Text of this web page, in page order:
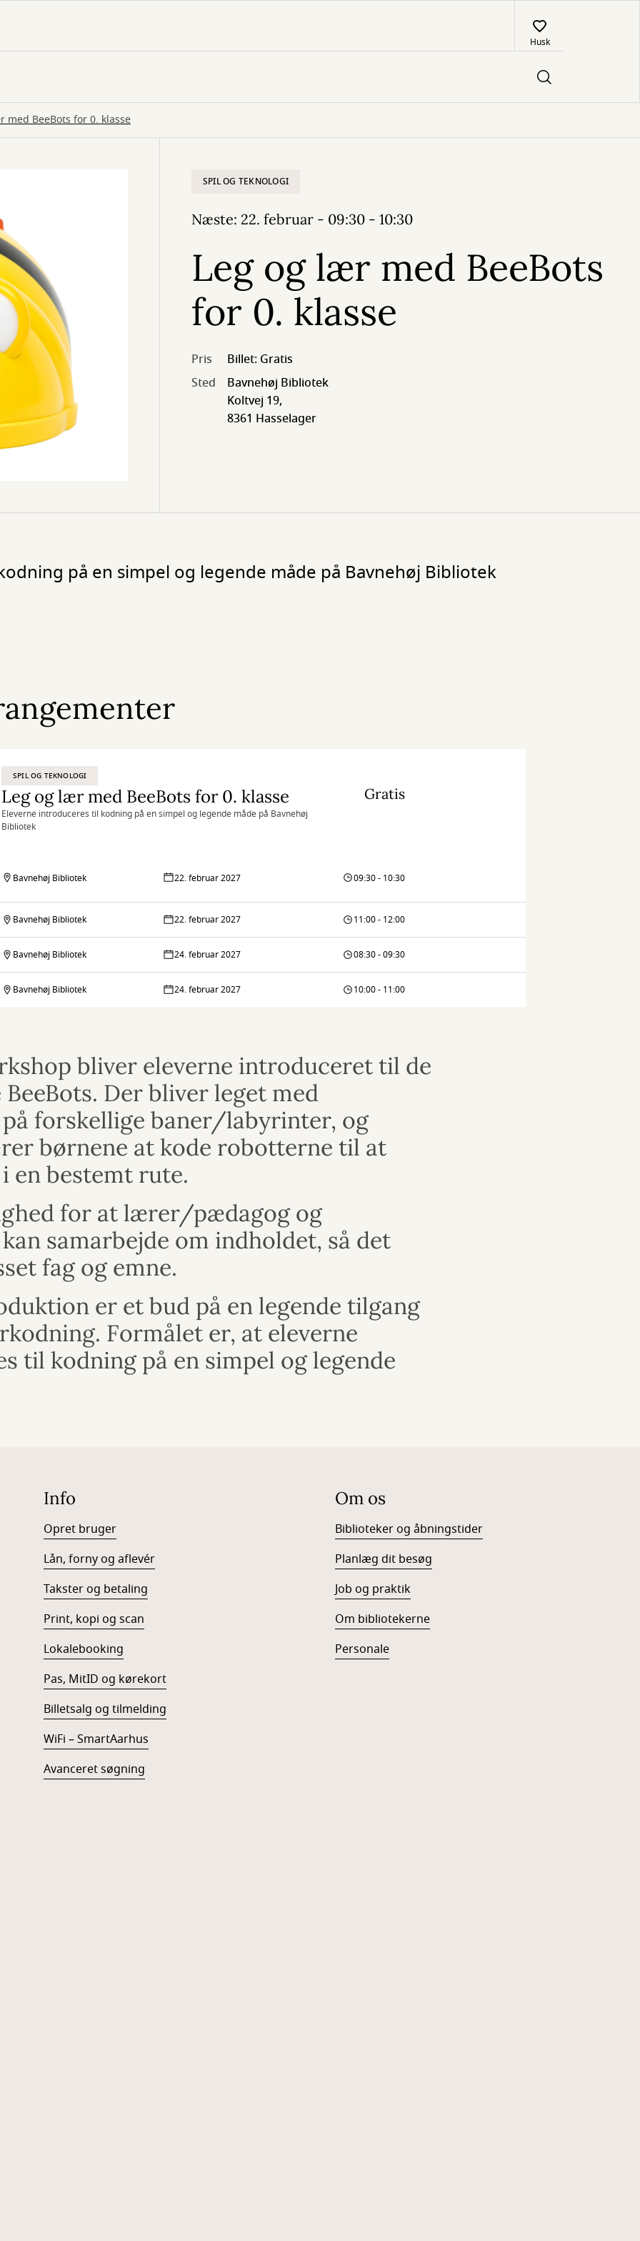
Husk
med BeeBots for 0. klasse
SPIL OG TEKNOLOGI
Næste: 22. februar - 09:30 - 10:30
Leg og lær med BeeBots
for 0. klasse
Pris
Billet: Gratis
Sted
Bavnehøj Bibliotek
Koltvej 19,
8361 Hasselager
på en simpel og legende måde på Bavnehøj Bibliotek
SPIL OG TEKNOLOGI
Leg og lær med BeeBots for 0. klasse
Eleverne introduceres til kodning på en simpel og legende måde på Bavnehøj
Bibliotek
Gratis
Bavnehøj Bibliotek 22. februar 2027 09:30 - 10:30
Bavnehøj Bibliotek 22. februar 2027 11:00 - 12:00
Bavnehøj Bibliotek 24. februar 2027 08:30 - 09:30
Bavnehøj Bibliotek 24. februar 2027 10:00 - 11:00
bliver eleverne introduceret til de
Der bliver leget med
forskellige baner/labyrinter, og
børnene at kode robotterne til at
en bestemt rute.
for at lærer/pædagog og
samarbejde om indholdet, så det
fag og emne.
er et bud på en legende tilgang
Formålet er, at eleverne
til kodning på en simpel og legende
Info
Opret bruger
Lån, forny og aflevér
Takster og betaling
Print, kopi og scan
Lokalebooking
Pas, MitID og kørekort
Billetsalg og tilmelding
WiFi – SmartAarhus
Avanceret søgning
Om os
Biblioteker og åbningstider
Planlæg dit besøg
Job og praktik
Om bibliotekerne
Personale